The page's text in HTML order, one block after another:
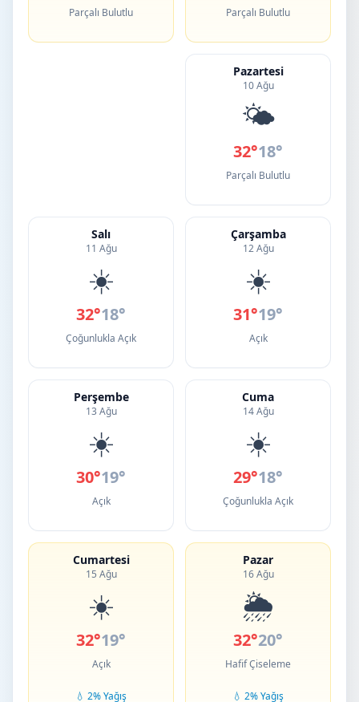
Parçalı Bulutlu Parçalı Bulutlu
Pazartesi
10 Ağu
🌤️
32°18°
Parçalı Bulutlu
Salı
11 Ağu
☀️
32°18°
Çoğunlukla Açık
Çarşamba
12 Ağu
☀️
31°19°
Açık
Perşembe
13 Ağu
☀️
30°19°
Açık
Cuma
14 Ağu
☀️
29°18°
Çoğunlukla Açık
Cumartesi
15 Ağu
☀️
32°19°
Açık
💧 2% Yağış
Pazar
16 Ağu
🌦️
32°20°
Hafif Çiseleme
💧 2% Yağış